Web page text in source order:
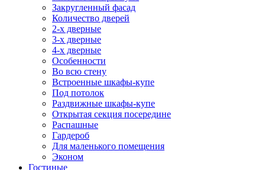
Закругленный фасад
Количество дверей
2-х дверные
3-х дверные
4-х дверные
Особенности
Во всю стену
Встроенные шкафы-купе
Под потолок
Раздвижные шкафы-купе
Открытая секция посередине
Распашные
Гардероб
Для маленького помещения
Эконом
Гостиные